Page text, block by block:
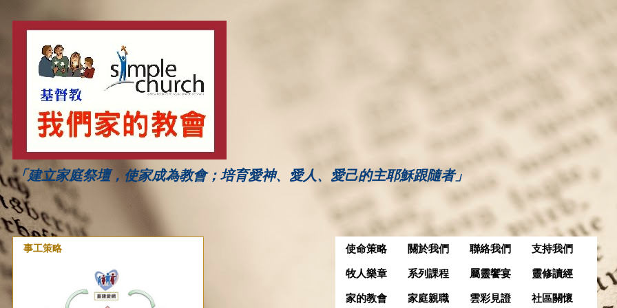
「建立家庭祭壇，使家成為教會；培育愛神、愛人、愛己的主耶穌跟隨者」
使命策略 關於我們 聯絡我們 支持我們
牧人樂章 系列課程 屬靈饗宴 靈修讀經
家的教會 家庭親職 雲彩見證 社區關懷
事工策略